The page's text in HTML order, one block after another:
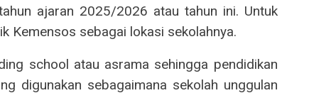
ajaran 2025/2026 atau tahun ini. Untuk
Kemensos sebagai lokasi sekolahnya.
school atau asrama sehingga pendidikan
digunakan sebagaimana sekolah unggulan